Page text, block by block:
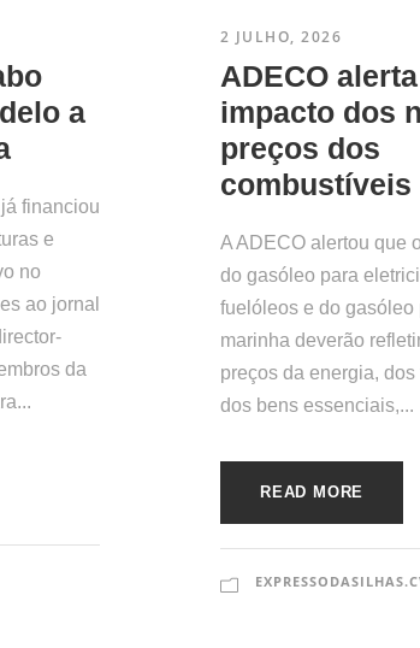
a
financiou
e
no
ao jornal
da
2 JULHO, 2026
​ADECO
impacto dos
preços dos
combustíveis
A ADECO alertou que
do gasóleo para
fuelóleos e do gasóleo
marinha deverão
preços da energia, dos
dos bens essenciais,...
READ MORE